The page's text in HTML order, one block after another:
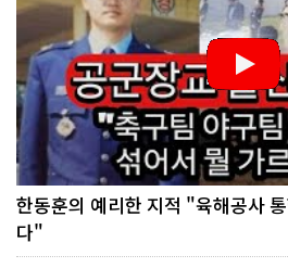
한동훈의 예리한 지적 "육해공사
다"